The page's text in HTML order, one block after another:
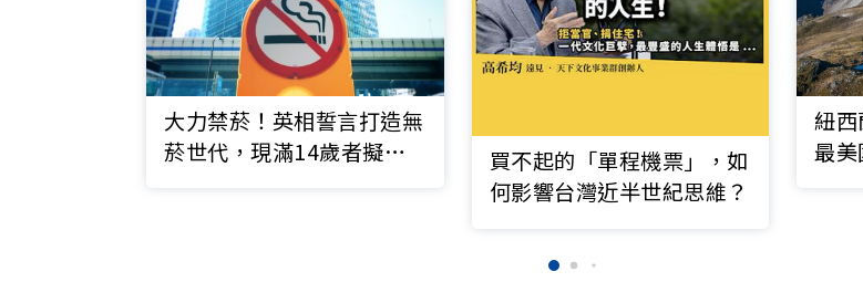
大力禁菸！英相誓言打造無
菸世代，現滿14歲者擬終
買不起的「單程機票」，如
何影響台灣近半世紀思維？
紐西
最美